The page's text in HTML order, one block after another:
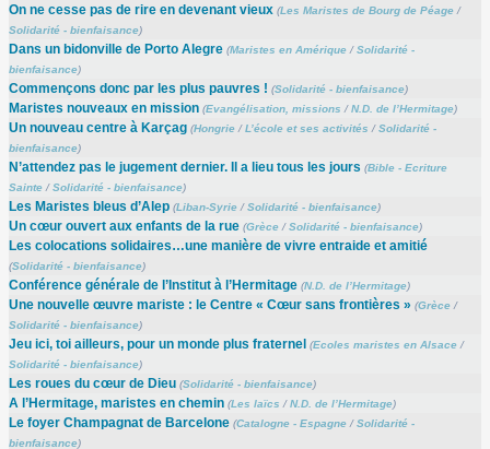
On ne cesse pas de rire en devenant vieux (Les Maristes de Bourg de Péage/
Solidarité - bienfaisance)
Dans un bidonville de Porto Alegre (Maristes en Amérique/Solidarité -
bienfaisance)
Commençons donc par les plus pauvres ! (Solidarité - bienfaisance)
Maristes nouveaux en mission (Evangélisation, missions /N.D. de l’Hermitage)
Un nouveau centre à Karçag (Hongrie/L’école et ses activités /Solidarité -
bienfaisance)
N’attendez pas le jugement dernier. Il a lieu tous les jours (Bible - Ecriture
Sainte/Solidarité - bienfaisance)
Les Maristes bleus d’Alep (Liban-Syrie/Solidarité - bienfaisance)
Un cœur ouvert aux enfants de la rue (Grèce/Solidarité - bienfaisance)
Les colocations solidaires…une manière de vivre entraide et amitié
(Solidarité - bienfaisance)
Conférence générale de l’Institut à l’Hermitage (N.D. de l’Hermitage)
Une nouvelle œuvre mariste : le Centre « Cœur sans frontières » (Grèce/
Solidarité - bienfaisance)
Jeu ici, toi ailleurs, pour un monde plus fraternel (Ecoles maristes en Alsace/
Solidarité - bienfaisance)
Les roues du cœur de Dieu (Solidarité - bienfaisance)
A l’Hermitage, maristes en chemin (Les laïcs /N.D. de l’Hermitage)
Le foyer Champagnat de Barcelone (Catalogne - Espagne/Solidarité -
bienfaisance)